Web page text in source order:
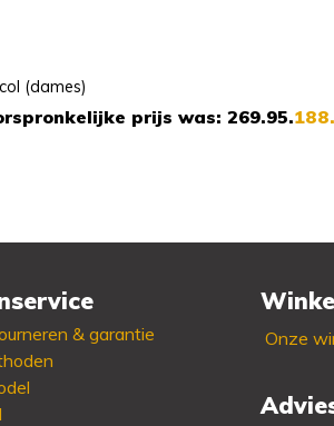
(dames)
prijs was: 269.95.
& garantie
Onze